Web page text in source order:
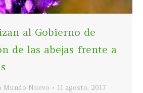
al Gobierno de
de las abejas frente a
Mundo Nuevo 11 agosto, 2017